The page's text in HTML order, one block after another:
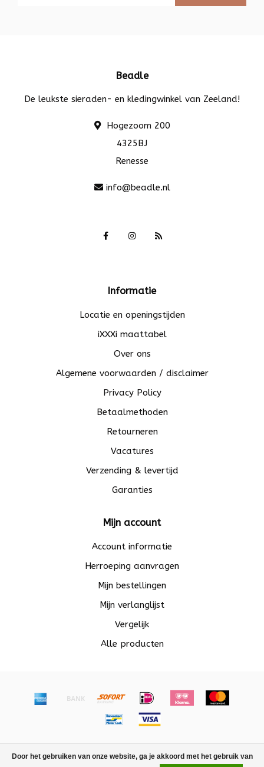
Door het gebruiken van onze website, ga je akkoord met het gebruik van
Beadle
De leukste sieraden- en kledingwinkel van Zeeland!
Hogezoom 200
4325BJ
Renesse
info@beadle.nl
Informatie
Locatie en openingstijden
iXXXi maattabel
Over ons
Algemene voorwaarden / disclaimer
Privacy Policy
Betaalmethoden
Retourneren
Vacatures
Verzending & levertijd
Garanties
Mijn account
Account informatie
Herroeping aanvragen
Mijn bestellingen
Mijn verlanglijst
Vergelijk
Alle producten